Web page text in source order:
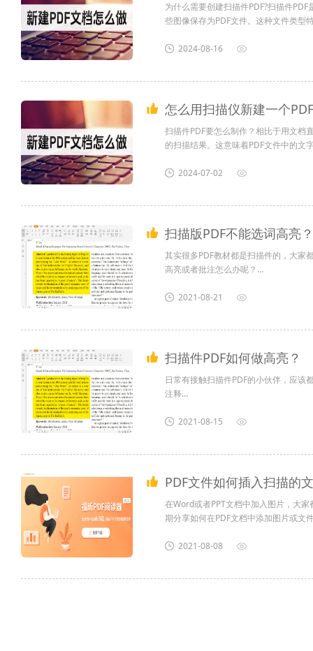
PDF扫描件怎么做？
为什么需要创建扫描件PDF?扫描件
些图像保存为PDF文件。这种文件类型
扫描件PDF如何制作？下面一起来看看
怎么创建一个新的PDF扫描件？
想要创建一个新的...
2024-08-16
怎么用扫描仪新建一个
扫描件PDF要怎么制作？相比于用文档
的扫描结果。这意味着PDF文件中的文
储和传输。PDF格式的文件具有良好的
2024-07-02
扫描版PDF不能选词高亮
其实很多PDF教材都是扫描件的，大家
高亮或者批注怎么办呢？
2021-08-21
扫描件PDF如何做高亮？
日常有接触扫描件PDF的小伙伴，应该
注释
安装完成后，打开一份PDF文件（扫描
2021-08-15
PDF文件如何插入扫描的
在Word或者PPT文档中加入图片，大
期分享如何在PDF文档中添加图片或文
一、在电脑上下载一个福昕PDF阅读器
2021-08-08